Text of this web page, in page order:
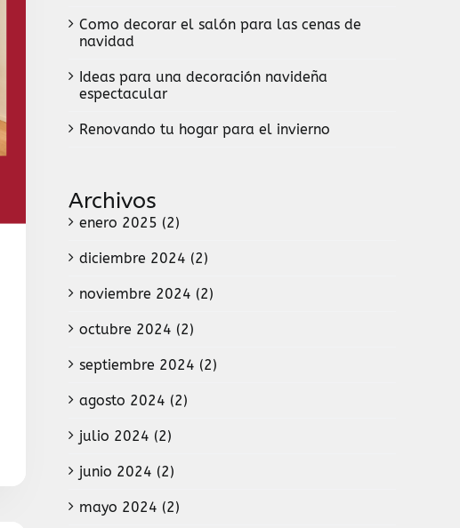
Como decorar el salón para las cenas de
navidad
Ideas para una decoración navideña
espectacular
Renovando tu hogar para el invierno
Archivos
enero 2025 (2)
diciembre 2024 (2)
noviembre 2024 (2)
octubre 2024 (2)
septiembre 2024 (2)
agosto 2024 (2)
julio 2024 (2)
junio 2024 (2)
mayo 2024 (2)